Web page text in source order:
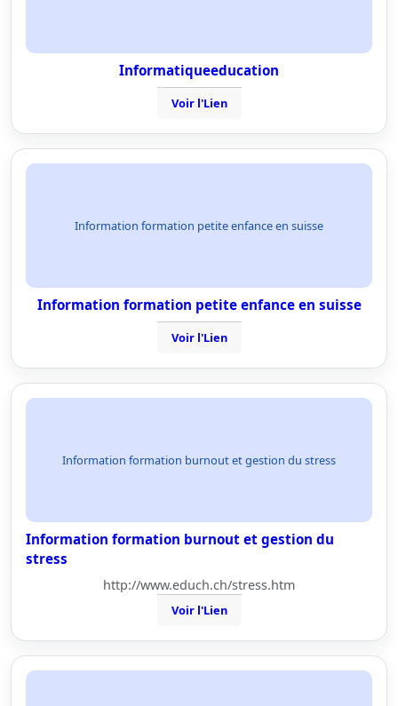
Informatiqueeducation
Voir l'Lien
Information formation petite enfance en suisse
Information formation petite enfance en suisse
Voir l'Lien
Information formation burnout et gestion du stress
Information formation burnout et gestion du
stress
http://www.educh.ch/stress.htm
Voir l'Lien